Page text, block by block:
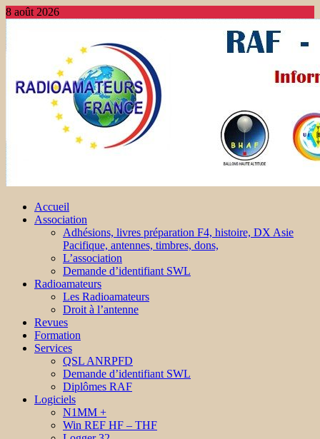
8 août 2026
Accueil
Association
Adhésions, livres préparation F4, histoire, DX Asie
Pacifique, antennes, timbres, dons,
L’association
Demande d’identifiant SWL
Radioamateurs
Les Radioamateurs
Droit à l’antenne
Revues
Formation
Services
QSL ANRPFD
Demande d’identifiant SWL
Diplômes RAF
Logiciels
N1MM +
Win REF HF – THF